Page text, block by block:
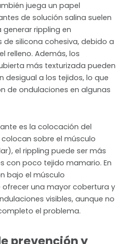
juega un papel
de solución salina suelen
rippling en
silicona cohesiva, debido a
relleno. Además, los
más texturizada pueden
desigual a los tejidos, lo que
de ondulaciones en algunas
es la colocación del
sobre el músculo
el rippling puede ser más
con poco tejido mamario. En
bajo el músculo
una mayor cobertura y
visibles, aunque no
el problema.